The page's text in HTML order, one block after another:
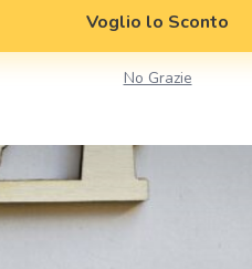
Voglio lo Sconto
No Grazie